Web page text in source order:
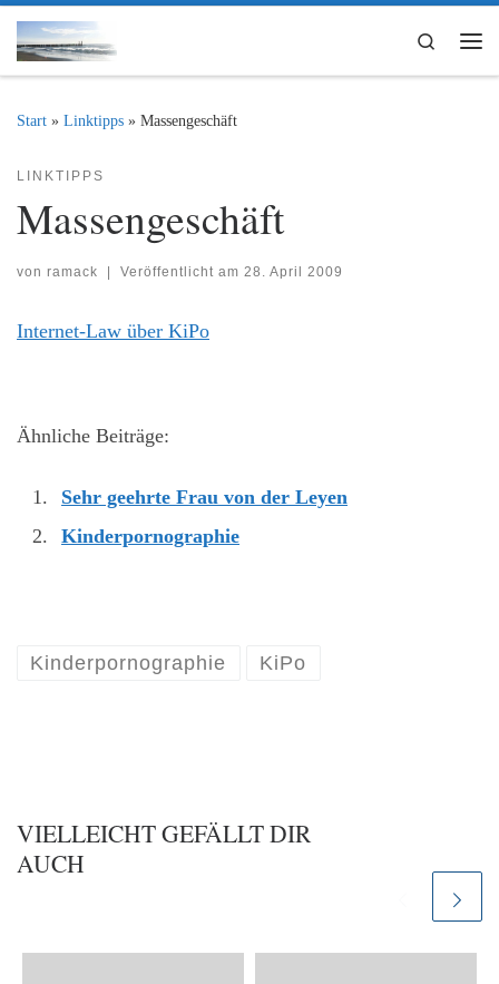
Zum Inhalt springen
Search
Start » Linktipps » Massengeschäft
LINKTIPPS
Massengeschäft
von ramack | Veröffentlicht am 28. April 2009
Internet-Law über KiPo
Ähnliche Beiträge:
Sehr geehrte Frau von der Leyen
Kinderpornographie
Kinderpornographie KiPo
VIELLEICHT GEFÄLLT DIR
AUCH